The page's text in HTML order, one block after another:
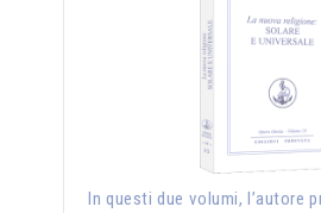
In questi due volumi, l’autore